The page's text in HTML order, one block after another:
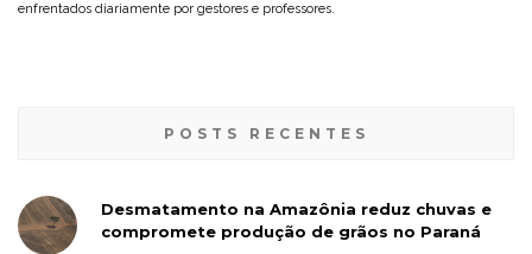
enfrentados diariamente por gestores e professores.
POSTS RECENTES
Desmatamento na Amazônia reduz chuvas e
compromete produção de grãos no Paraná